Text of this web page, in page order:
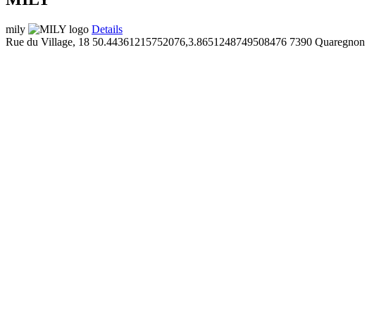
mily
Details
Rue du Village, 18 50.44361215752076,3.8651248749508476 7390 Quaregnon